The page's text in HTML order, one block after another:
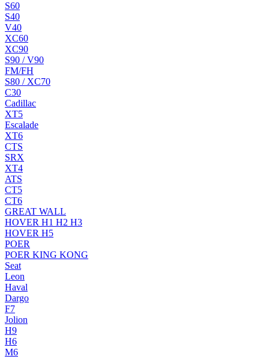
S60
S40
V40
XC60
XC90
S90 / V90
FM/FH
S80 / XC70
C30
Cadillac
XT5
Escalade
XT6
CTS
SRX
XT4
ATS
CT5
CT6
GREAT WALL
HOVER H1 H2 H3
HOVER H5
POER
POER KING KONG
Seat
Leon
Haval
Dargo
F7
Jolion
H9
H6
M6